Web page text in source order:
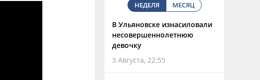
НЕДЕЛЯ МЕСЯЦ
В Ульяновске изнасиловали
несовершеннолетнюю
девочку
3 Августа, 22:55